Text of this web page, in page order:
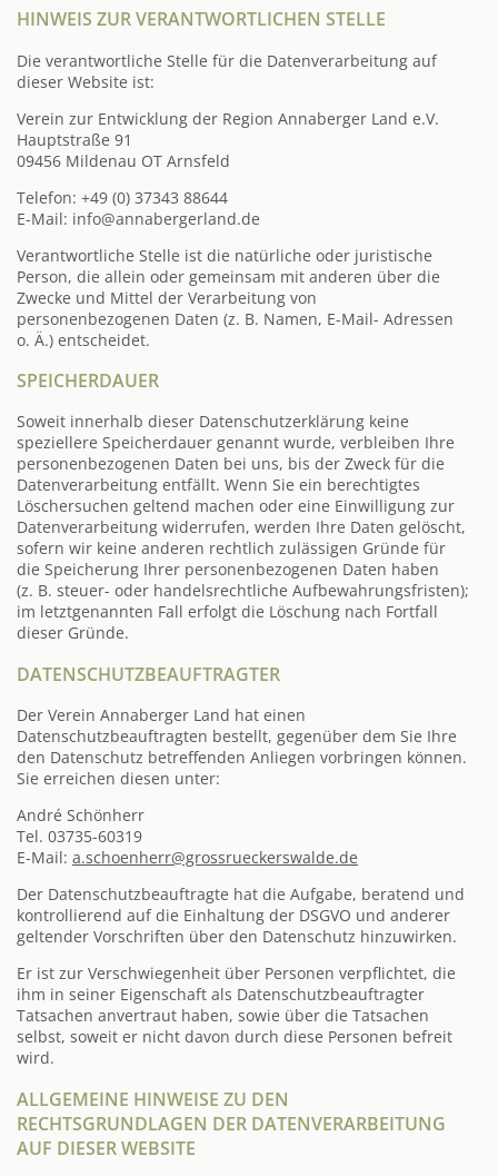
HINWEIS ZUR VERANTWORTLICHEN STELLE
Die verantwortliche Stelle für die Datenverarbeitung auf
dieser Website ist:
Verein zur Entwicklung der Region Annaberger Land e.V.
Hauptstraße 91
09456 Mildenau OT Arnsfeld
Telefon: +49 (0) 37343 88644
E-Mail: info@annabergerland.de
Verantwortliche Stelle ist die natürliche oder juristische
Person, die allein oder gemeinsam mit anderen über die
Zwecke und Mittel der Verarbeitung von
personenbezogenen Daten (z. B. Namen, E-Mail- Adressen
o. Ä.) entscheidet.
SPEICHERDAUER
Soweit innerhalb dieser Datenschutzerklärung keine
speziellere Speicherdauer genannt wurde, verbleiben Ihre
personenbezogenen Daten bei uns, bis der Zweck für die
Datenverarbeitung entfällt. Wenn Sie ein berechtigtes
Löschersuchen geltend machen oder eine Einwilligung zur
Datenverarbeitung widerrufen, werden Ihre Daten gelöscht,
sofern wir keine anderen rechtlich zulässigen Gründe für
die Speicherung Ihrer personenbezogenen Daten haben
(z. B. steuer- oder handelsrechtliche Aufbewahrungsfristen);
im letztgenannten Fall erfolgt die Löschung nach Fortfall
dieser Gründe.
DATENSCHUTZBEAUFTRAGTER
Der Verein Annaberger Land hat einen
Datenschutzbeauftragten bestellt, gegenüber dem Sie Ihre
den Datenschutz betreffenden Anliegen vorbringen können.
Sie erreichen diesen unter:
André Schönherr
Tel. 03735-60319
E-Mail: a.schoenherr@grossrueckerswalde.de
Der Datenschutzbeauftragte hat die Aufgabe, beratend und
kontrollierend auf die Einhaltung der DSGVO und anderer
geltender Vorschriften über den Datenschutz hinzuwirken.
Er ist zur Verschwiegenheit über Personen verpflichtet, die
ihm in seiner Eigenschaft als Datenschutzbeauftragter
Tatsachen anvertraut haben, sowie über die Tatsachen
selbst, soweit er nicht davon durch diese Personen befreit
wird.
ALLGEMEINE HINWEISE ZU DEN
RECHTSGRUNDLAGEN DER DATENVERARBEITUNG
AUF DIESER WEBSITE